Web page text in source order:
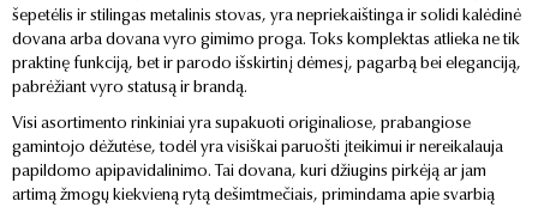
šepetėlis ir stilingas metalinis stovas, yra nepriekaištinga ir solidi kalėdinė
dovana arba dovana vyro gimimo proga. Toks komplektas atlieka ne tik
praktinę funkciją, bet ir parodo išskirtinį dėmesį, pagarbą bei eleganciją,
pabrėžiant vyro statusą ir brandą.
Visi asortimento rinkiniai yra supakuoti originaliose, prabangiose
gamintojo dėžutėse, todėl yra visiškai paruošti įteikimui ir nereikalauja
papildomo apipavidalinimo. Tai dovana, kuri džiugins pirkėją ar jam
artimą žmogų kiekvieną rytą dešimtmečiais, primindama apie svarbią